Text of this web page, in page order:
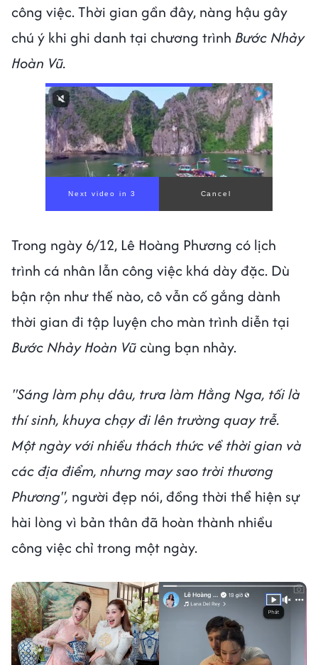
công việc. Thời gian gần đây, nàng hậu gây
chú ý khi ghi danh tại chương trình Bước Nhảy
Hoàn Vũ.
Trong ngày 6/12, Lê Hoàng Phương có lịch
trình cá nhân lẫn công việc khá dày đặc. Dù
bận rộn như thế nào, cô vẫn cố gắng dành
thời gian đi tập luyện cho màn trình diễn tại
Bước Nhảy Hoàn Vũcùng bạn nhảy.
"Sáng làm phụ dâu, trưa làm Hằng Nga, tối là
thí sinh, khuya chạy đi lên trường quay trễ.
Một ngày với nhiều thách thức về thời gian và
các địa điểm, nhưng may sao trời thương
Phương", người đẹp nói, đồng thời thể hiện sự
hài lòng vì bản thân đã hoàn thành nhiều
công việc chỉ trong một ngày.